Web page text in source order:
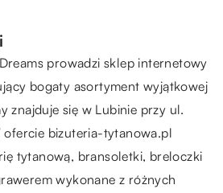
prowadzi sklep internetowy
bogaty asortyment wyjątkowej
znajduje się w Lubinie przy ul.
ofercie bizuteria-tytanowa.pl
tytanową, bransoletki, breloczki
wykonane z różnych